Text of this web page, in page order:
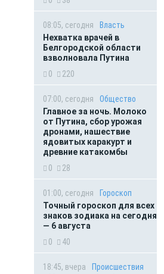
08:05, сегодня
Власть
Нехватка врачей в
Белгородской области
взволновала Путина
0
220
07:00, сегодня
Общество
Главное за ночь. Молоко
от Путина, сбор урожая
дронами, нашествие
ядовитых каракурт и
древние катакомбы
0
28
01:00, сегодня
Гороскоп
Точный гороскоп для всех
знаков зодиака на сегодня
— 6 августа
0
40
18:45, вчера
Происшествия